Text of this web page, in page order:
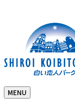
MENU